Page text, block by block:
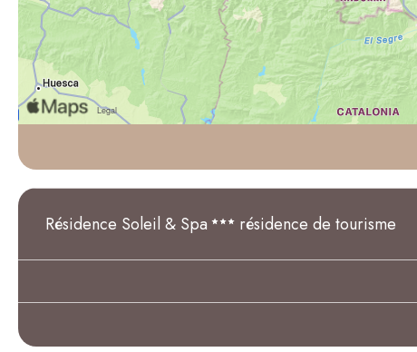
Résidence Soleil & Spa résidence de tourisme